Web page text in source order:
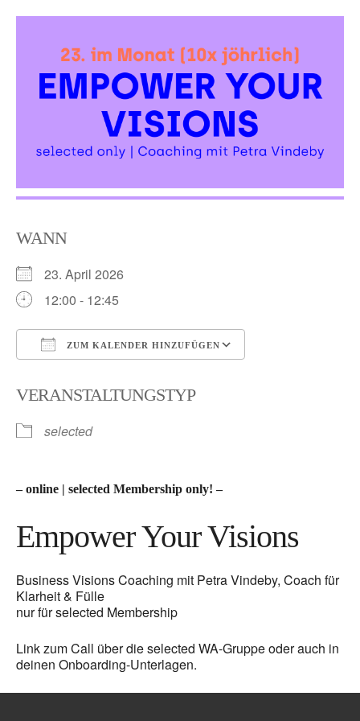
content
WANN
23. April 2026
12:00 - 12:45
ZUM KALENDER HINZUFÜGEN
VERANSTALTUNGSTYP
selected
– online | selected Membership only! –
Empower Your Visions
Business Visions Coaching mit Petra Vindeby, Coach für
Klarheit & Fülle
nur für selected Membership
Link zum Call über die selected WA-Gruppe oder auch in
deinen Onboarding-Unterlagen.